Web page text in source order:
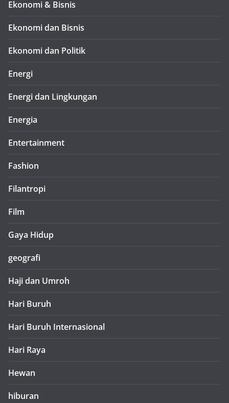
Ekonomi & Bisnis
Ekonomi dan Bisnis
Ekonomi dan Politik
Energi
Energi dan Lingkungan
Energia
Entertainment
Fashion
Filantropi
Film
Gaya Hidup
geografi
Haji dan Umroh
Hari Buruh
Hari Buruh Internasional
Hari Raya
Hewan
hiburan